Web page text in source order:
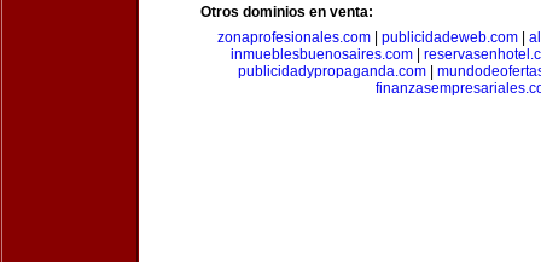
Otros dominios en venta:
zonaprofesionales.com| publicidadeweb.com|
inmueblesbuenosaires.com|
publicidadypropaganda.com|